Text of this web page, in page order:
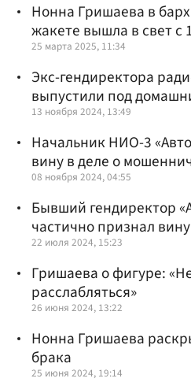
Нонна Гришаева в
жакете вышла в свет с
25 марта 2025, 11:34
Экс-гендиректора
выпустили под
13 ноября 2024, 13:49
Начальник НИО-3
вину в деле о
08 ноября 2024, 04:55
Бывший гендиректор
частично признал вину
22 июля 2024, 15:23
Гришаева о фигуре:
расслабляться»
26 июня 2024, 13:22
Нонна Гришаева
брака
25 июня 2024, 19:14